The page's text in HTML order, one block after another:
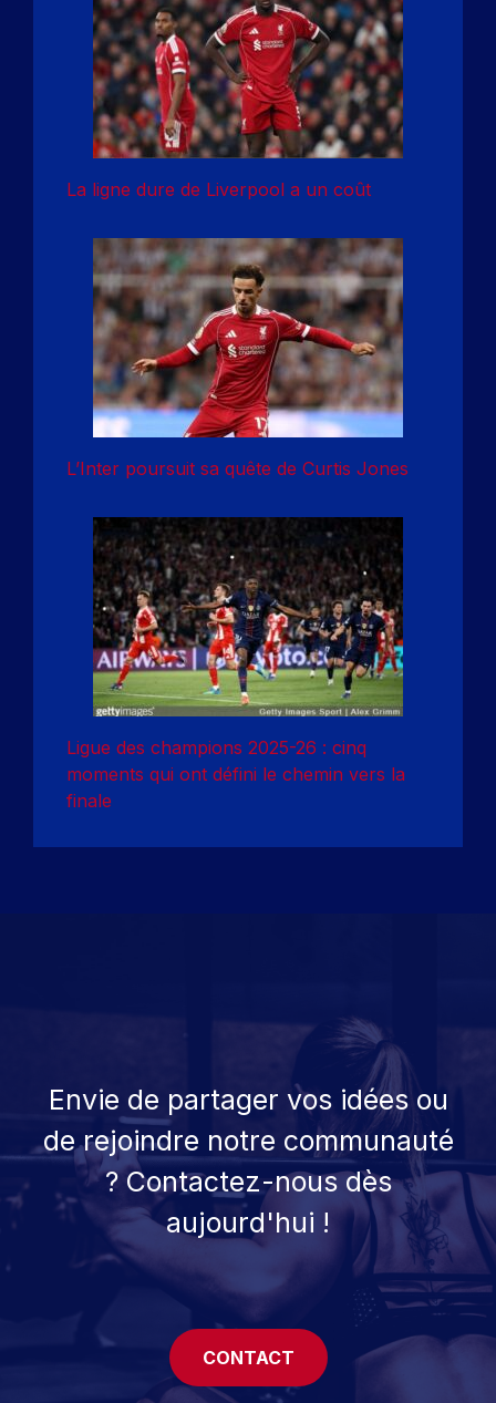
La ligne dure de Liverpool a un coût
L’Inter poursuit sa quête de Curtis Jones
Ligue des champions 2025-26 : cinq
moments qui ont défini le chemin vers la
finale
Envie de partager vos idées ou
de rejoindre notre communauté
? Contactez-nous dès
aujourd'hui !
CONTACT